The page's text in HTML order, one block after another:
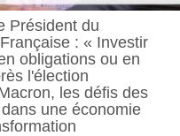
Président du
: « Investir
obligations ou en
l'élection
les défis des
une économie